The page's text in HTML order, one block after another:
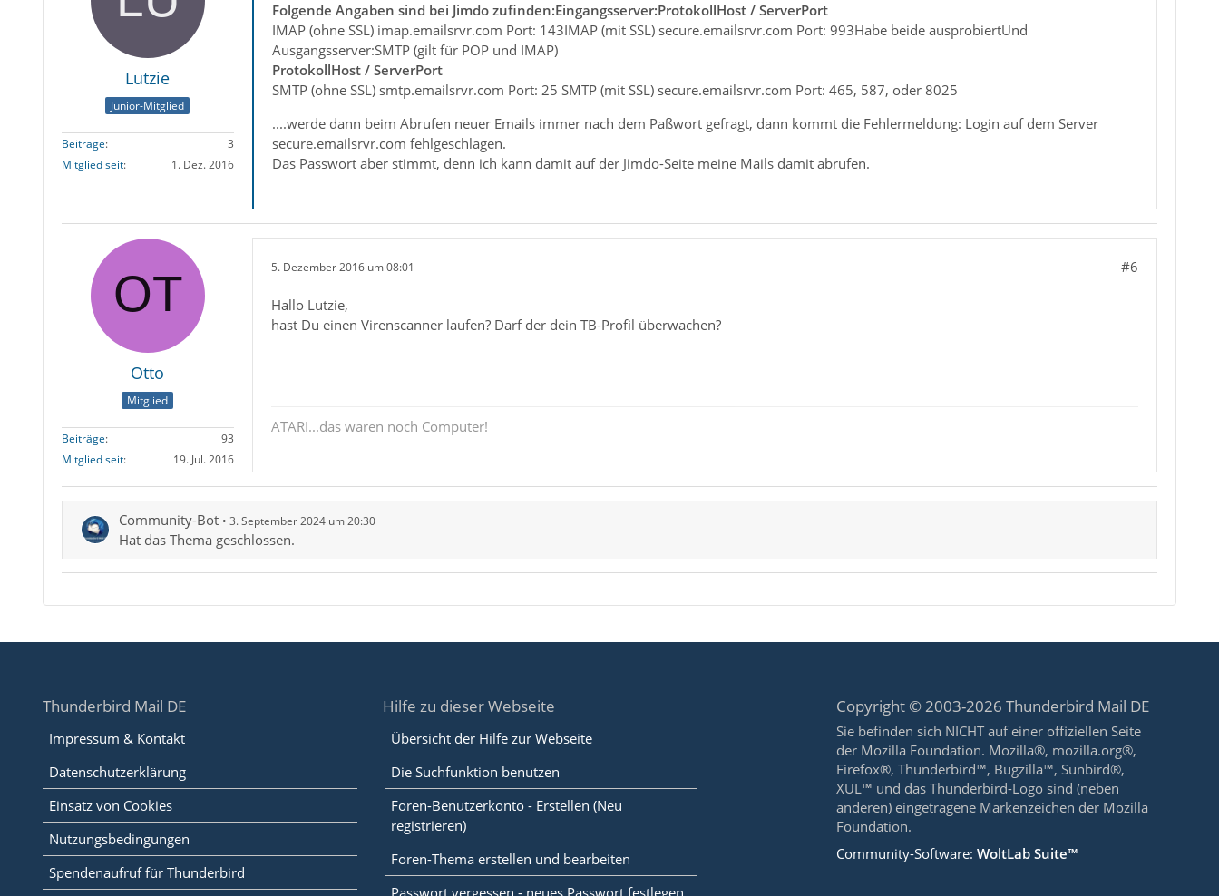
Lutzie
Junior-Mitglied
Beiträge
3
Mitglied seit
1. Dez. 2016
Folgende Angaben sind bei Jimdo zufinden:Eingangsserver:ProtokollHost / ServerPort
IMAP (ohne SSL) imap.emailsrvr.com Port: 143IMAP (mit SSL) secure.emailsrvr.com Port: 993Habe beide ausprobiertUnd
Ausgangsserver:SMTP (gilt für POP und IMAP)
ProtokollHost / ServerPort
SMTP (ohne SSL) smtp.emailsrvr.com Port: 25 SMTP (mit SSL) secure.emailsrvr.com Port: 465, 587, oder 8025
....werde dann beim Abrufen neuer Emails immer nach dem Paßwort gefragt, dann kommt die Fehlermeldung: Login auf dem Server
secure.emailsrvr.com fehlgeschlagen.
Das Passwort aber stimmt, denn ich kann damit auf der Jimdo-Seite meine Mails damit abrufen.
Otto
Mitglied
Beiträge
93
Mitglied seit
19. Jul. 2016
5. Dezember 2016 um 08:01 #6
Hallo Lutzie,
hast Du einen Virenscanner laufen? Darf der dein TB-Profil überwachen?
ATARI...das waren noch Computer!
Community-Bot 3. September 2024 um 20:30
Hat das Thema geschlossen.
Thunderbird Mail DE
Impressum & Kontakt
Datenschutzerklärung
Einsatz von Cookies
Nutzungsbedingungen
Spendenaufruf für Thunderbird
Hilfe zu dieser Webseite
Übersicht der Hilfe zur Webseite
Die Suchfunktion benutzen
Foren-Benutzerkonto - Erstellen (Neu
registrieren)
Foren-Thema erstellen und bearbeiten
Passwort vergessen - neues Passwort festlegen
Copyright © 2003-2026 Thunderbird Mail DE
Sie befinden sich NICHT auf einer offiziellen Seite
der Mozilla Foundation. Mozilla®, mozilla.org®,
Firefox®, Thunderbird™, Bugzilla™, Sunbird®,
XUL™ und das Thunderbird-Logo sind (neben
anderen) eingetragene Markenzeichen der Mozilla
Foundation.
Community-Software:WoltLab Suite™